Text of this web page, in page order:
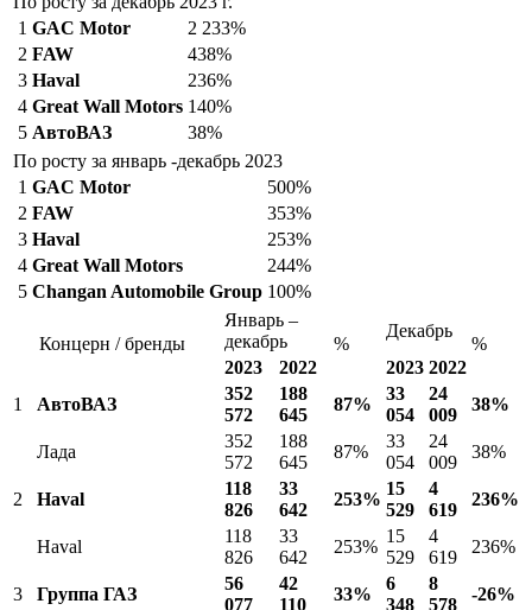
1 GAC Motor
2 233%
2 FAW
438%
3 Haval
236%
4 Great Wall Motors 140%
5 АвтоВАЗ
38%
По росту за январь -декабрь 2023
1 GAC Motor
500%
2 FAW
353%
3 Haval
253%
4 Great Wall Motors
244%
5 Changan Automobile Group 100%
Концерн / бренды
Январь –
декабрь
%
Декабрь
%
2023
2022 2023 2022
1
АвтоВАЗ
352
572
188
645
87%
33
054
24
009
38%
Лада
352
572
188
645
87%
33
054
24
009
38%
2 Haval
118
826
33
642
253%
15
529
4
619
236%
Haval
118
826
33
642
253%
15
529
4
619
236%
3 Группа ГАЗ
56
077
42
110
33%
6
348
8
578
-26%